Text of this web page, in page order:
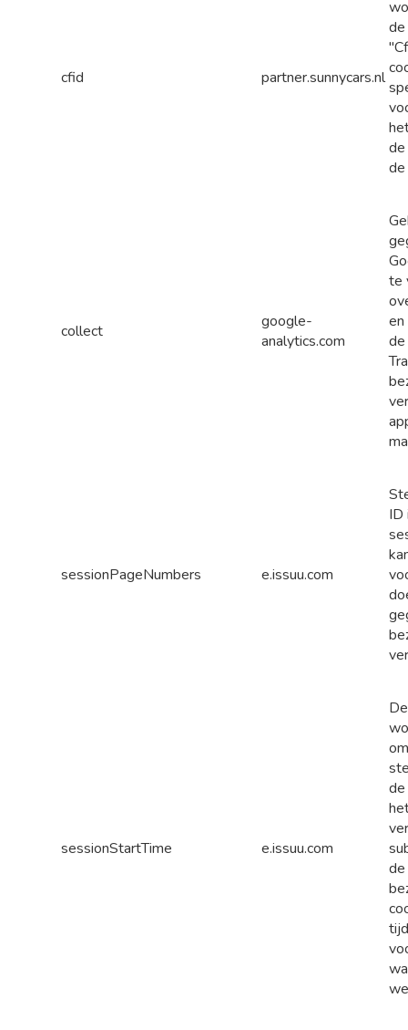
cfid partner.sunnycars.nl
collect
google-
analytics.com
te
sessionPageNumbers e.issuu.com
ID
sessionStartTime e.issuu.com